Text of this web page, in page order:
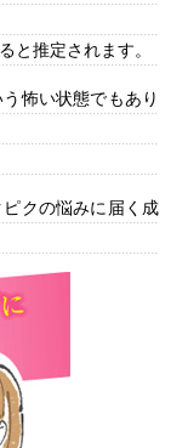
と推定されます。
怖い状態でもあり
クの悩みに届く成